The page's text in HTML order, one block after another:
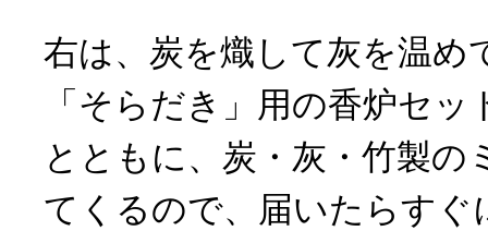
右は、炭を熾して灰を温め
「そらだき」用の香炉セ
とともに、炭・灰・竹製の
てくるので、届いたらすぐ